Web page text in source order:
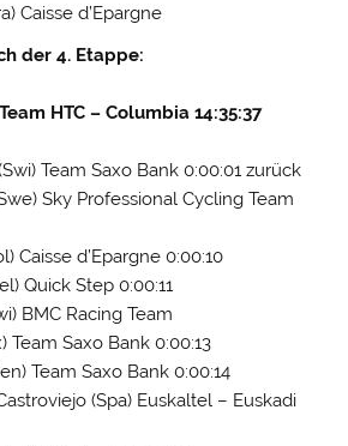
Caisse d’Epargne
der 4. Etappe:
HTC – Columbia 14:35:37
Team Saxo Bank 0:00:01 zurück
Sky Professional Cycling Team
Caisse d’Epargne 0:00:10
Quick Step 0:00:11
BMC Racing Team
Team Saxo Bank 0:00:13
Team Saxo Bank 0:00:14
(Spa) Euskaltel – Euskadi